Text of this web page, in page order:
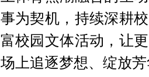
事为契机，持续深耕
富校园文体活动，让
场上追逐梦想、绽放